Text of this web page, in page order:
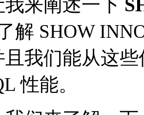
来阐述一下
解 SHOW
我们能从这
性能。